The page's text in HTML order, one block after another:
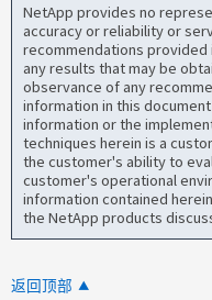
NetApp provides no
accuracy or reliability or
recommendations
any results that may be
observance of any
information in this
information or the
techniques herein is a
the customer's ability to
customer's operational
information contained
the NetApp products
返回顶部